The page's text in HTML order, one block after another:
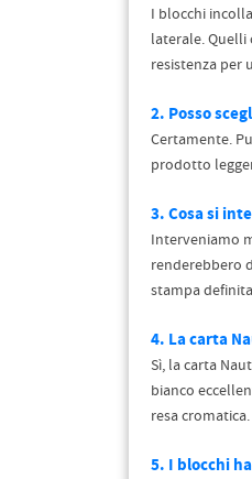
I blocchi
laterale. Quelli
resistenza per
2. Posso
Certamente.
prodotto
3. Cosa si
Interveniamo
renderebbero
stampa
4. La carta
Sì, la carta
bianco
resa cromatica.
5. I blocchi